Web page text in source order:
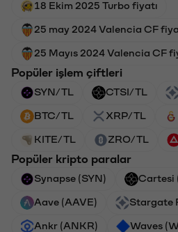
18 Ekim 2025 Turbo fiyatı
25 may 2024 Valencia CF
25 Mayıs 2024 Valencia CF
Popüler işlem çiftleri
SYN/TL CTSI/TL
BTC/TL XRP/TL
KITE/TL ZRO/TL
Popüler kripto paralar
Synapse (SYN) Cartesi
Aave (AAVE) Stargate
Ankr (ANKR) Waves